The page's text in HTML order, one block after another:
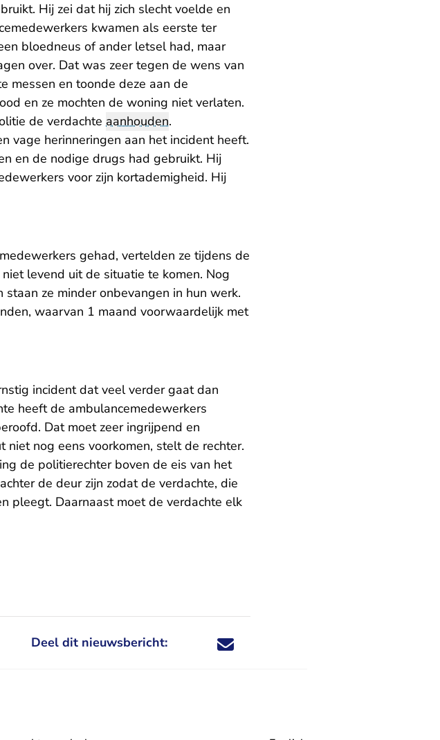
Hij zei dat hij zich slecht voelde en
kwamen als eerste ter
bloedneus of ander letsel had, maar
over. Dat was zeer tegen de wens van
messen en toonde deze aan de
en ze mochten de woning niet verlaten.
de verdachte aanhouden.
vage herinneringen aan het incident heeft.
en de nodige drugs had gebruikt. Hij
voor zijn kortademigheid. Hij
gehad, vertelden ze tijdens de
levend uit de situatie te komen. Nog
ze minder onbevangen in hun werk.
waarvan 1 maand voorwaardelijk met
incident dat veel verder gaat dan
heeft de ambulancemedewerkers
Dat moet zeer ingrijpend en
nog eens voorkomen, stelt de rechter.
de politierechter boven de eis van het
de deur zijn zodat de verdachte, die
pleegt. Daarnaast moet de verdachte elk
Deel dit nieuwsbericht: Deel dit nieuwsbericht via X - U verlaat
Deel dit nieuwsbericht via Facebook - U
Deel dit nieuwsbericht via e-mail
Deel dit nieuwsbericht via LinkedIn - U